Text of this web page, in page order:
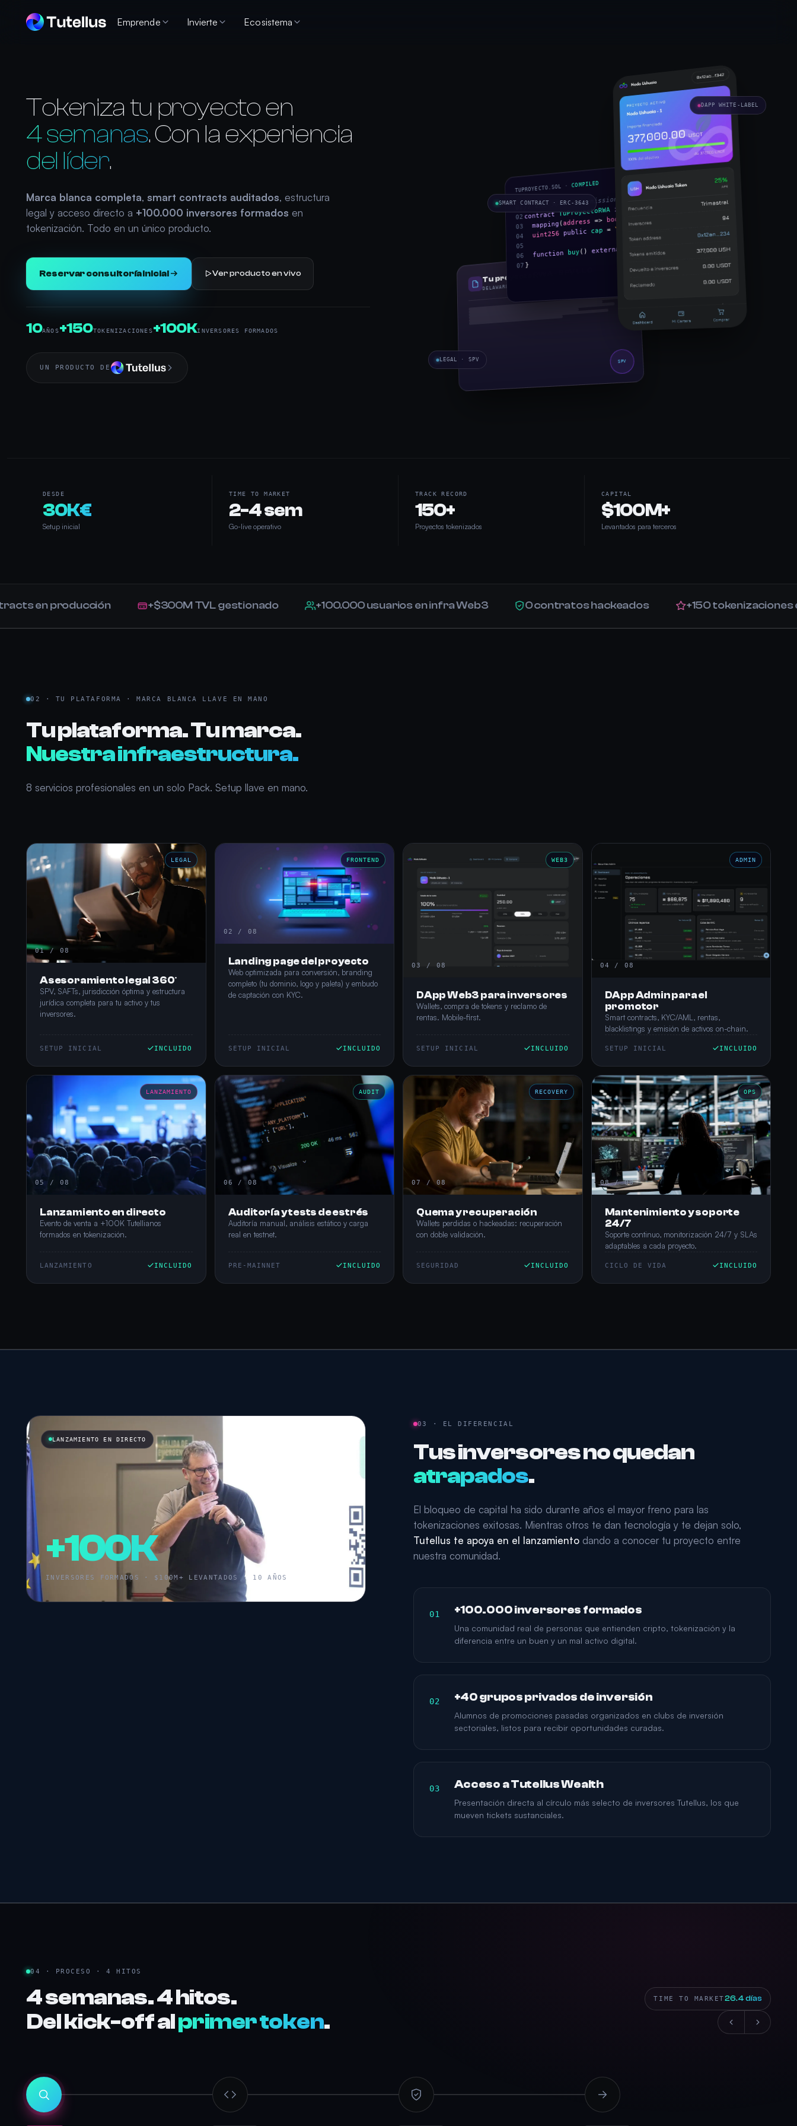
Emprende Invierte Ecosistema
Tokeniza tu proyectoen
4 semanas.Con la experiencia
del líder.
Marca blanca completa, smart contracts auditados, estructura
legal y acceso directo a +100.000 inversores formados en
tokenización. Todo en un único producto.
Reservar consultoría inicial Ver producto en vivo
10AÑOS+150TOKENIZACIONES+100KINVERSORES FORMADOS
UN PRODUCTO DE
LEGAL · SPV
SMART CONTRACT · ERC-3643
DAPP WHITE-LABEL
Tu proyecto RWA · SPV LLC
DELAWARE · OPERATING AGREEMENT
SPV
TUPROYECTO.SOL ·COMPILED
01// ERC-3643 · permissioned RWA
02 contract TuProyectoRWA is ERC3643
03 mapping(address =>bool
04 uint256 public cap =YOUR_CAP;
05
06 function buy()external
07 }
DESDE
30K€
Setup inicial
TIME TO MARKET
2-4 sem
Go-live operativo
TRACK RECORD
150+
Proyectos tokenizados
CAPITAL
$100M+
Levantados para terceros
producción +$300M TVL gestionado +100.000 usuarios en infra Web3 0 contratos hackeados +150 tokenizaciones
02 · TU PLATAFORMA · MARCA BLANCA LLAVE EN MANO
Tu plataforma. Tu marca.
Nuestra infraestructura.
8 servicios profesionales en un solo Pack. Setup llave en mano.
LEGAL
01 / 08
Asesoramiento legal 360º
SPV, SAFTs, jurisdicción óptima y estructura
jurídica completa para tu activo y tus
inversores.
SETUP INICIAL INCLUIDO
FRONTEND
02 / 08
Landing page del proyecto
Web optimizada para conversión, branding
completo (tu dominio, logo y paleta) y embudo
de captación con KYC.
SETUP INICIAL INCLUIDO
WEB3
03 / 08
DApp Web3 para inversores
Wallets, compra de tokens y reclamo de
rentas. Mobile-first.
SETUP INICIAL INCLUIDO
ADMIN
04 / 08
DApp Admin para el
promotor
Smart contracts, KYC/AML, rentas,
blacklistings y emisión de activos on-chain.
SETUP INICIAL INCLUIDO
LANZAMIENTO
05 / 08
Lanzamiento en directo
Evento de venta a +100K Tutellianos
formados en tokenización.
LANZAMIENTO INCLUIDO
AUDIT
06 / 08
Auditoría y tests de estrés
Auditoría manual, análisis estático y carga
real en testnet.
PRE-MAINNET INCLUIDO
RECOVERY
07 / 08
Quema y recuperación
Wallets perdidas o hackeadas: recuperación
con doble validación.
SEGURIDAD INCLUIDO
OPS
08 / 08
Mantenimiento y soporte
24/7
Soporte continuo, monitorización 24/7 y SLAs
adaptables a cada proyecto.
CICLO DE VIDA INCLUIDO
LANZAMIENTO EN DIRECTO
+100K
INVERSORES FORMADOS · $100M+ LEVANTADOS · 10 AÑOS
03 · EL DIFERENCIAL
Tus inversores no quedan
atrapados.
El bloqueo de capital ha sido durante años el mayor freno para las
tokenizaciones exitosas. Mientras otros te dan tecnología y te dejan solo,
Tutellus te apoya en el lanzamientodando a conocer tu proyecto entre
nuestra comunidad.
01 +100.000 inversores formados
Una comunidad real de personas que entienden cripto, tokenización y la
diferencia entre un buen y un mal activo digital.
02 +40 grupos privados de inversión
Alumnos de promociones pasadas organizados en clubs de inversión
sectoriales, listos para recibir oportunidades curadas.
03 Acceso a Tutellus Wealth
Presentación directa al círculo más selecto de inversores Tutellus, los que
mueven tickets sustanciales.
04 · PROCESO · 4 HITOS
4 semanas. 4 hitos.
Del kick-off alprimer token.
TIME TO MARKET26.4 días